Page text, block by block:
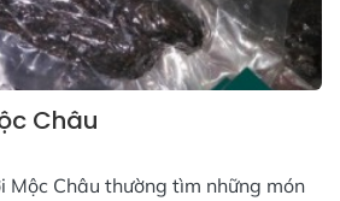
Châu
Mộc Châu thường tìm những món